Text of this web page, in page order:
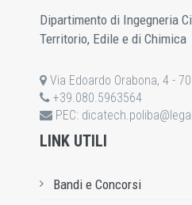
Dipartimento di Ingegneria
Territorio, Edile e di Chimica
Via Edoardo Orabona, 4 -
+39.080.5963564
PEC:
LINK UTILI
Bandi e Concorsi